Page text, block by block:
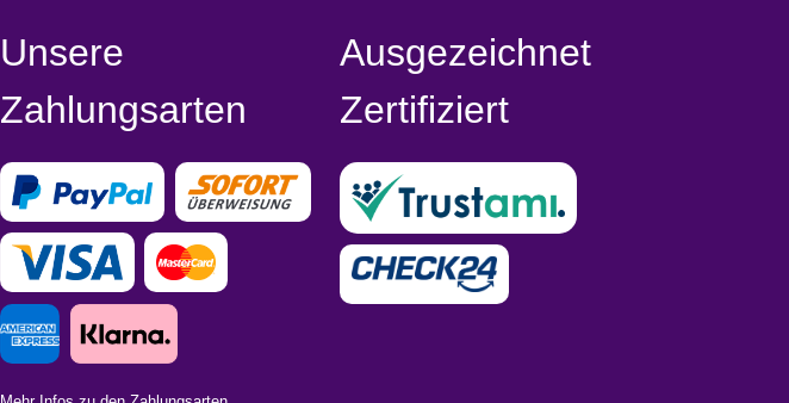
Unsere
Zahlungsarten
Ausgezeichnet
Zertifiziert